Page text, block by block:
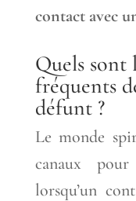
contact avec
Quels sont
fréquents
défunt ?
Le monde
canaux
lorsqu’un